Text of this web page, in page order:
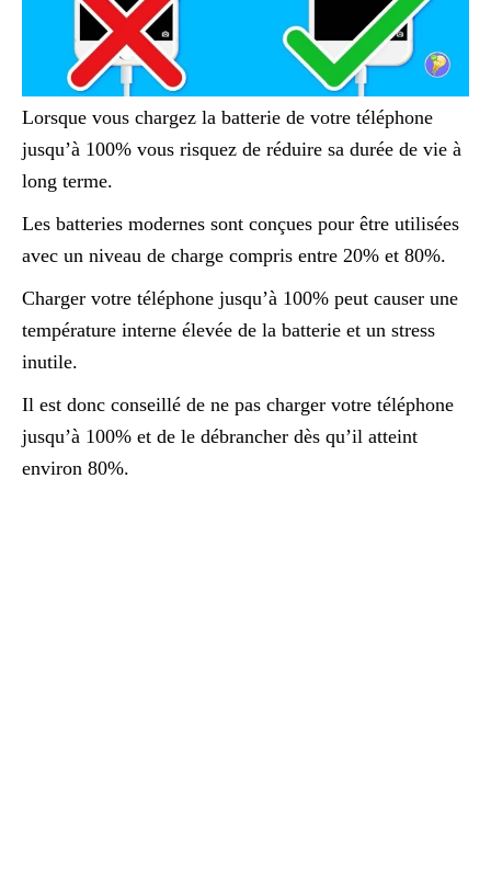
Lorsque vous chargez la batterie de votre téléphone
jusqu’à 100% vous risquez de réduire sa durée de vie à
long terme.
Les batteries modernes sont conçues pour être utilisées
avec un niveau de charge compris entre 20% et 80%.
Charger votre téléphone jusqu’à 100% peut causer une
température interne élevée de la batterie et un stress
inutile.
Il est donc conseillé de ne pas charger votre téléphone
jusqu’à 100% et de le débrancher dès qu’il atteint
environ 80%.